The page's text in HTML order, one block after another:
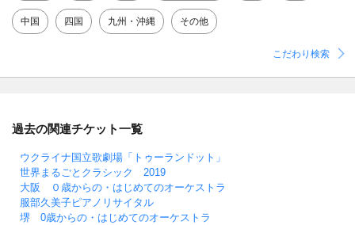
中国 四国 九州・沖縄 その他
こだわり検索
過去の関連チケット一覧
ウクライナ国立歌劇場「トゥーランドット」
世界まるごとクラシック 2019
大阪 ０歳からの・はじめてのオーケストラ
服部久美子ピアノリサイタル
堺 0歳からの・はじめてのオーケストラ